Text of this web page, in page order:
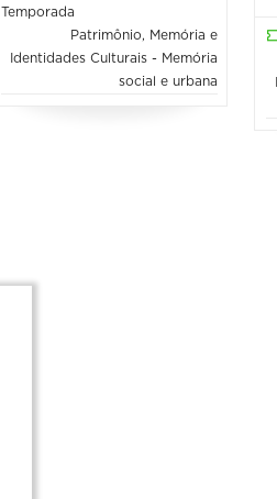
Temporada
Patrimônio, Memória e
Identidades Culturais - Memória
social e urbana